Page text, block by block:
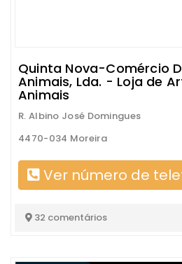
Quinta Nova-Comércio
Animais, Lda. - Loja de
Animais
R. Albino José Domingues
4470-034 Moreira
Ver número de
32 comentários